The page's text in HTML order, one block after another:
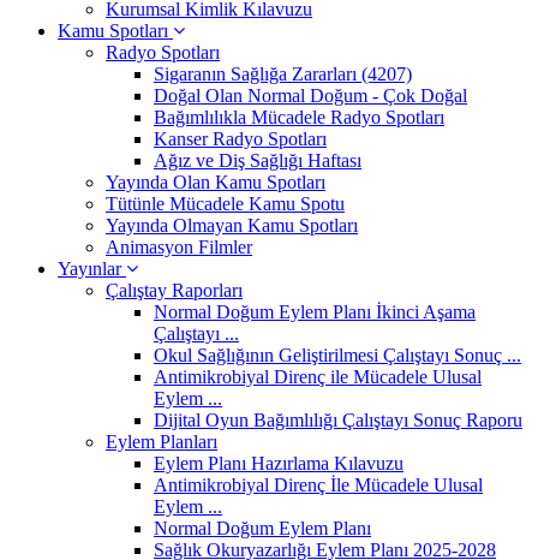
Kurumsal Kimlik Kılavuzu
Kamu Spotları
Radyo Spotları
Sigaranın Sağlığa Zararları (4207)
Doğal Olan Normal Doğum - Çok Doğal
Bağımlılıkla Mücadele Radyo Spotları
Kanser Radyo Spotları
Ağız ve Diş Sağlığı Haftası
Yayında Olan Kamu Spotları
Tütünle Mücadele Kamu Spotu
Yayında Olmayan Kamu Spotları
Animasyon Filmler
Yayınlar
Çalıştay Raporları
Normal Doğum Eylem Planı İkinci Aşama
Çalıştayı ...
Okul Sağlığının Geliştirilmesi Çalıştayı Sonuç ...
Antimikrobiyal Direnç ile Mücadele Ulusal
Eylem ...
Dijital Oyun Bağımlılığı Çalıştayı Sonuç Raporu
Eylem Planları
Eylem Planı Hazırlama Kılavuzu
Antimikrobiyal Direnç İle Mücadele Ulusal
Eylem ...
Normal Doğum Eylem Planı
Sağlık Okuryazarlığı Eylem Planı 2025-2028